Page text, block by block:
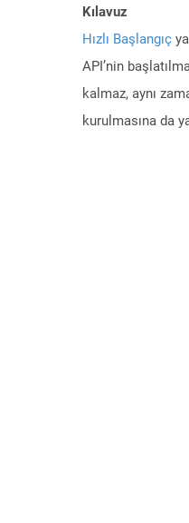
Kılavuz
Hızlı Başlangıç
API’nin
kalmaz, aynı
kurulmasına da